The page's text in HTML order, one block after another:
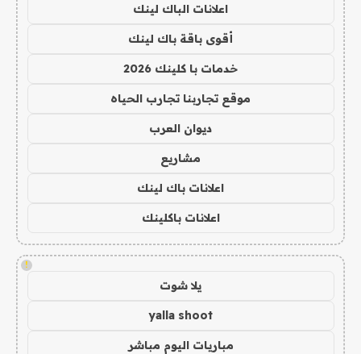
اعلانات الباك لينك
أقوى باقة باك لينك
خدمات با كلينك 2026
موقع تجاربنا تجارب الحياه
ديوان العرب
مشاريع
اعلانات باك لينك
اعلانات باكلينك
!
يلا شوت
yalla shoot
مباريات اليوم مباشر